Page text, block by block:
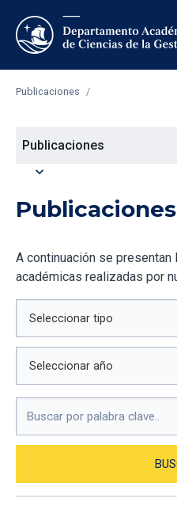
Publicaciones /
Publicaciones
expand_more
Publicaciones
A continuación se presentan
académicas realizadas por